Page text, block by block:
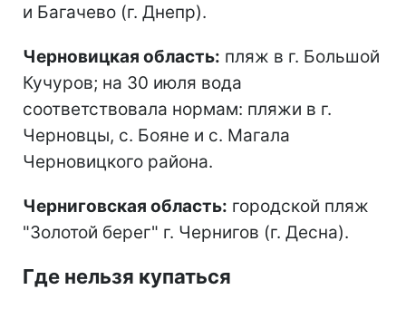
и Багачево (г. Днепр).
Черновицкая область: пляж в г. Большой
Кучуров; на 30 июля вода
соответствовала нормам: пляжи в г.
Черновцы, с. Бояне и с. Магала
Черновицкого района.
Черниговская область: городской пляж
"Золотой берег" г. Чернигов (г. Десна).
Где нельзя купаться